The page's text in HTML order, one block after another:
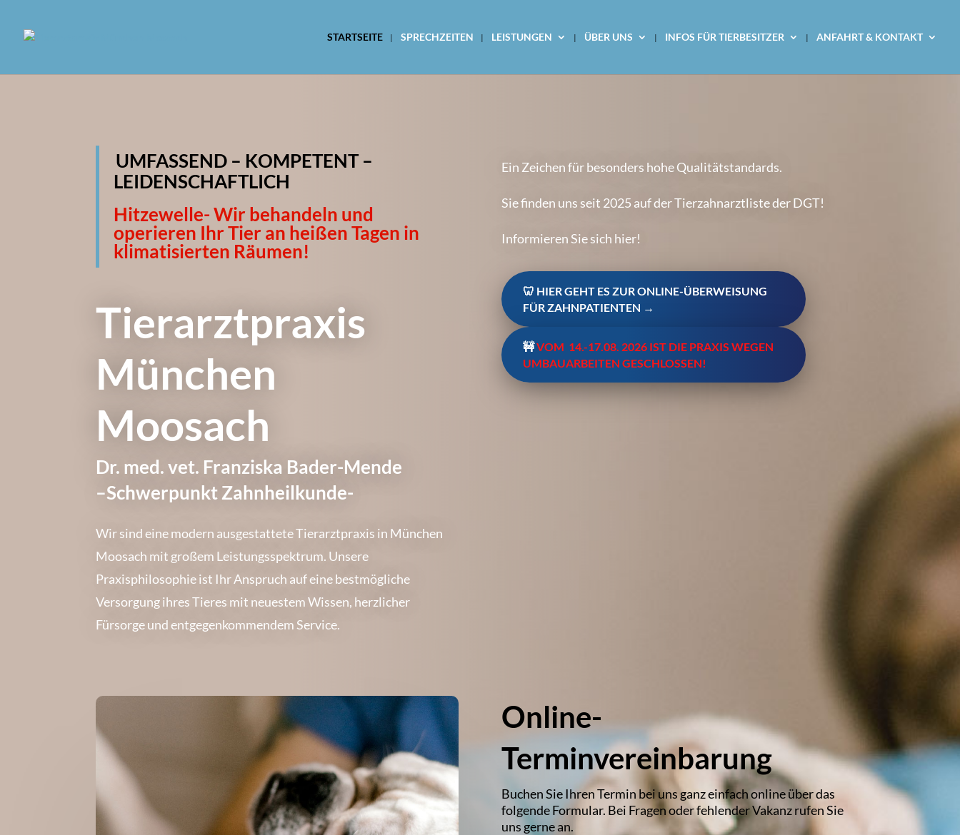
STARTSEITE SPRECHZEITEN LEISTUNGEN ÜBER UNS INFOS FÜR TIERBESITZER ANFAHRT & KONTAKT
UMFASSEND – KOMPETENT –
LEIDENSCHAFTLICH
Hitzewelle- Wir behandeln und
operieren Ihr Tier an heißen Tagen in
klimatisierten Räumen!
Tierarztpraxis
München
Moosach
Dr. med. vet. Franziska Bader-Mende
–Schwerpunkt Zahnheilkunde-
Wir sind eine modern ausgestattete Tierarztpraxis in München
Moosach mit großem Leistungsspektrum. Unsere
Praxisphilosophie ist Ihr Anspruch auf eine bestmögliche
Versorgung ihres Tieres mit neuestem Wissen, herzlicher
Fürsorge und entgegenkommendem Service.
Ein Zeichen für besonders hohe Qualitätstandards.
Sie finden uns seit 2025 auf der Tierzahnarztliste der DGT!
Informieren Sie sich hier!
🦷 HIER GEHT ES ZUR ONLINE-ÜBERWEISUNG
FÜR ZAHNPATIENTEN →
🚧VOM 14.-17.08. 2026 IST DIE PRAXIS WEGEN
UMBAUARBEITEN GESCHLOSSEN!
Online-
Terminvereinbarung
Buchen Sie Ihren Termin bei uns ganz einfach online über das
folgende Formular. Bei Fragen oder fehlender Vakanz rufen Sie
uns gerne an.